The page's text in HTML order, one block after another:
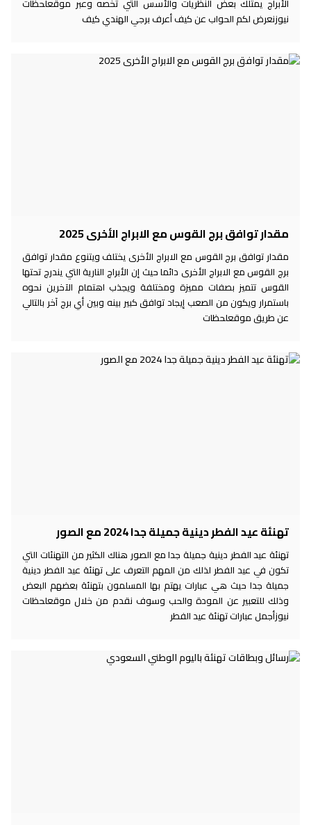
الأبراج يمتلك بعض النظريات والأسس التي تخصه وعبر موقعلحظات
نيوزنعرض لكم الحواب عن كيف أعرف برجي الهندي كيف
مقدار توافق برج القوس مع الابراج الأخرى 2025
مقدار توافق برج القوس مع الابراج الأخرى يختلف ويتنوع مقدار توافق
برج القوس مع الابراج الأخرى دائما حيث إن الأبراج النارية التي يندرج تحتها
القوس تتميز بصفات مميزة ومختلفة ويجذب اهتمام الآخرين نحوه
باستمرار ويكون من الصعب إيجاد توافق كبير بينه وبين أي برج آخر بالتالي
عن طريق موقعلحظات
تهنئة عيد الفطر دينية جميلة جدا 2024 مع الصور
تهنئة عيد الفطر دينية جميلة جدا مع الصور هناك الكثير من التهنئات التي
تكون في عيد الفطر لذلك من المهم التعرف على تهنئة عيد الفطر دينية
جميلة جدا حيث هي عبارات يهتم بها المسلمون بتهنئة بعضهم البعض
وذلك للتعبير عن المودة والحب وسوف نقدم من خلال موقعلحظات
نيوزأجمل عبارات تهنئة عيد الفطر